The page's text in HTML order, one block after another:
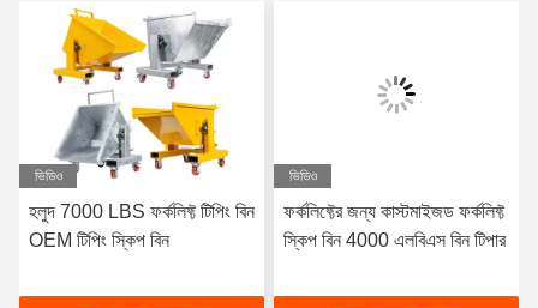
ভিডিও
হলুদ 7000 LBS ফর্কলিফ্ট টিপিং বিন
OEM টিপিং স্কিপ বিন
ভিডিও
ফর্কলিফ্টের জন্য কাস্টমাইজড ফর্কলিফ্ট
স্কিপ বিন 4000 এলবিএস বিন টিপার